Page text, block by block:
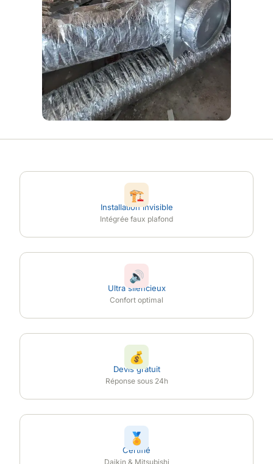
🏗
Installation invisible
Intégrée faux plafond
🔊
Ultra silencieux
Confort optimal
💰
Devis gratuit
Réponse sous 24h
🏅
Certifié
Daikin & Mitsubishi